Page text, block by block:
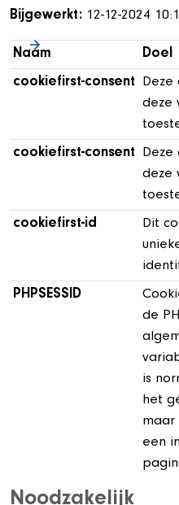
Bijgewerkt: 12-12-2024
Noodzakelijk
Naam
Doel
cookiefirst-consent
Deze
deze
cookiefirst-consent
Deze
deze
cookiefirst-id
Dit
PHPSESSID
de
is
het
maar
een